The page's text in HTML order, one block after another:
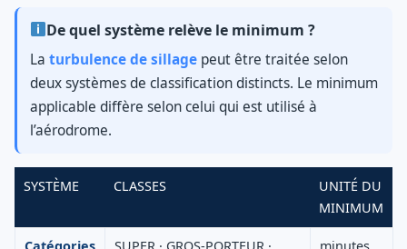
De quel système relève le minimum ?
La turbulence de sillage peut être traitée selon
deux systèmes de classification distincts. Le minimum
applicable diffère selon celui qui est utilisé à
l’aérodrome.
SYSTÈME CLASSES
UNITÉ DU
MINIMUM